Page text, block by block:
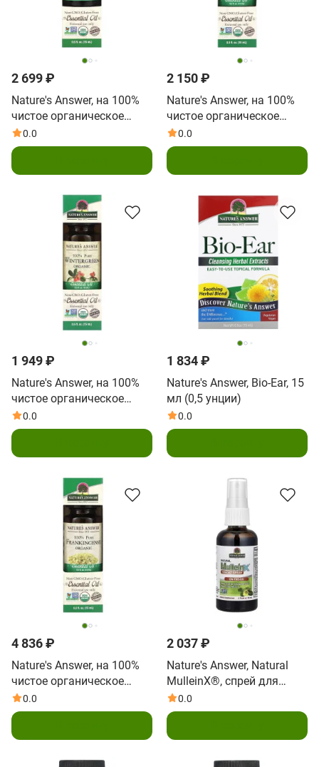
2 699 ₽
Nature's Answer, на 100%
чистое органическое
эфирное масло, базилик
сладкий, 15 мл (0,5 жидк.
0.0
2 150 ₽
Nature's Answer, на 100%
чистое органическое
эфирное масло, шалфей,
15 мл (0,5 жидк. унции)
0.0
1 949 ₽
Nature's Answer, на 100%
чистое органическое
эфирное масло,
грушанка, 15 мл (0,5
0.0
1 834 ₽
Nature's Answer, Bio-Ear, 15
мл (0,5 унции)
0.0
4 836 ₽
Nature's Answer, на 100%
чистое органическое
эфирное масло, ладан, 15
мл (0,5 жидк. унции)
0.0
2 037 ₽
Nature's Answer, Natural
MulleinX®, спрей для
горла, 60 мл (2 жидк.
унции)
0.0